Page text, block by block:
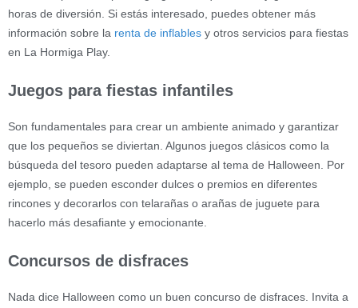
horas de diversión. Si estás interesado, puedes obtener más
información sobre la renta de inflables y otros servicios para fiestas
en La Hormiga Play.
Juegos para fiestas infantiles
Son fundamentales para crear un ambiente animado y garantizar
que los pequeños se diviertan. Algunos juegos clásicos como la
búsqueda del tesoro pueden adaptarse al tema de Halloween. Por
ejemplo, se pueden esconder dulces o premios en diferentes
rincones y decorarlos con telarañas o arañas de juguete para
hacerlo más desafiante y emocionante.
Concursos de disfraces
Nada dice Halloween como un buen concurso de disfraces. Invita a